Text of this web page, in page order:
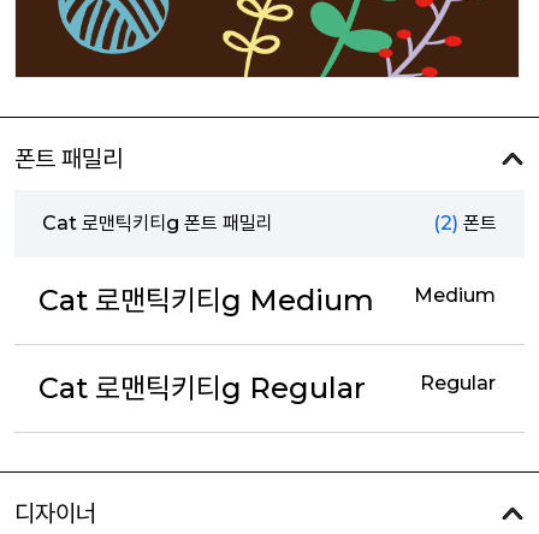
폰트 패밀리
Cat 로맨틱키티g 폰트 패밀리 (2) 폰트
Cat 로맨틱키티g Medium Medium
Cat 로맨틱키티g Regular Regular
디자이너